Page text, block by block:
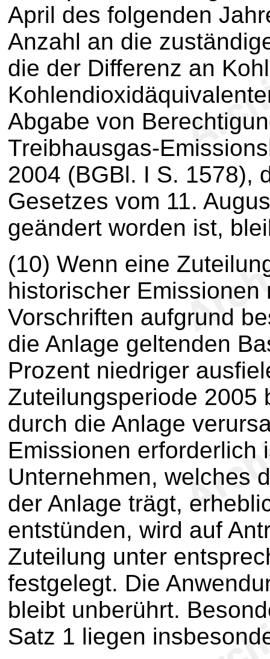
April des folgenden
Anzahl an die
die der Differenz an
Abgabe von
Treibhausgas-
2004 (BGBl. I S. 1578),
Gesetzes vom 11.
geändert worden ist,
(10) Wenn eine
historischer
Vorschriften aufgrund
die Anlage geltenden
Prozent niedriger
Zuteilungsperiode 2005
durch die Anlage
Emissionen erforderlich
Unternehmen, welches
der Anlage trägt,
entstünden, wird auf
Zuteilung unter
festgelegt. Die
bleibt unberührt.
Satz 1 liegen